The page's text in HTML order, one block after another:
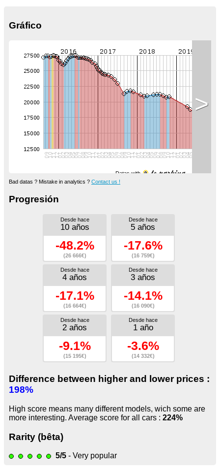
Gráfico
Datas with
>
Bad datas ? Mistake in analytics ? Contact us !
Progresión
Desde hace
10 años
-48.2%
(26 666€)
Desde hace
5 años
-17.6%
(16 759€)
Desde hace
4 años
-17.1%
(16 664€)
Desde hace
3 años
-14.1%
(16 090€)
Desde hace
2 años
-9.1%
(15 195€)
Desde hace
1 año
-3.6%
(14 332€)
Difference between higher and lower prices :
198%
High score means many different models, wich some are
more interesting. Average score for all cars : 224%
Rarity (bêta)
5/5 - Very popular